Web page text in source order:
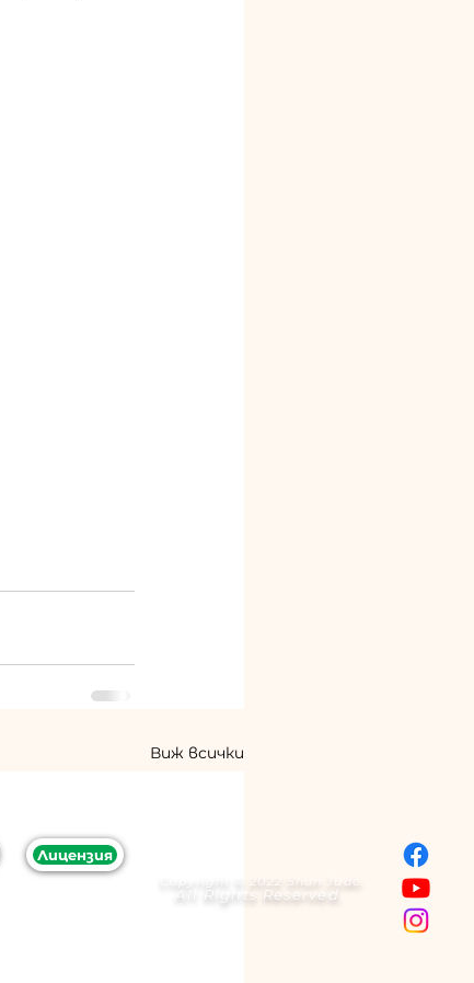
Виж всички
Лицензия
Copyright © 2022 Shun Judo.
All Rights Reserved.